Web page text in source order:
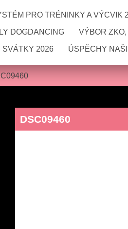
PRO TRÉNINKY A VÝCVIK
DOGDANCING VÝBOR ZKO,
SVÁTKY 2026 ÚSPĚCHY
DSC09460